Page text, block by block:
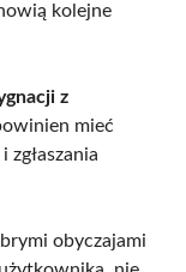
kolejne
z
mieć
obyczajami